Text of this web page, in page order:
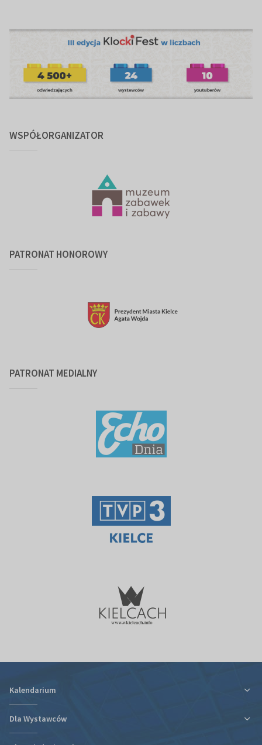
WSPÓŁORGANIZATOR
PATRONAT HONOROWY
PATRONAT MEDIALNY
Kalendarium
Dla Wystawców